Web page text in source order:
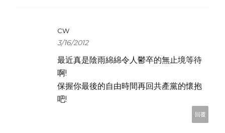
CW
3/16/2012
最近真是陰雨綿綿令人鬱卒的無止境等待
啊!
保握你最後的自由時間再回共產黨的懷抱
吧!
回覆